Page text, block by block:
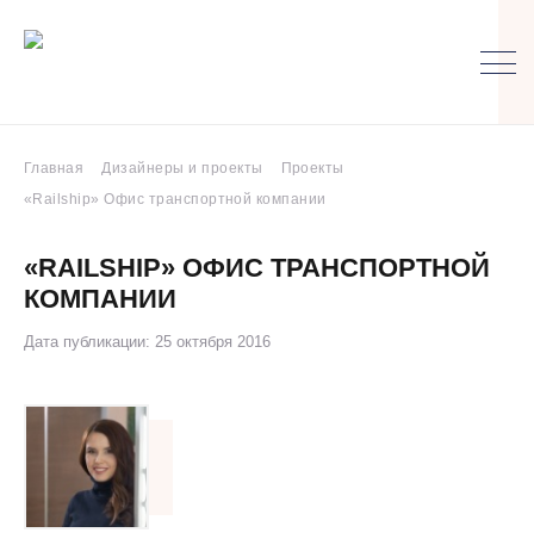
Главная Дизайнеры и проекты
Проекты
«Railship» Офис транспортной компании
«RAILSHIP» ОФИС ТРАНСПОРТНОЙ
КОМПАНИИ
Дата публикации: 25 октября 2016